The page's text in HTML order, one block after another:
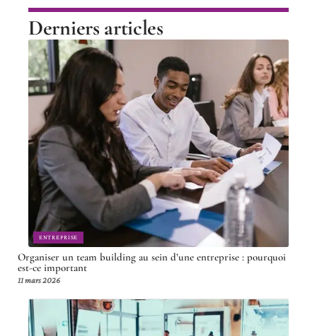
Derniers articles
ENTREPRISE
Organiser un team building au sein d’une entreprise : pourquoi
est-ce important
11 mars 2026